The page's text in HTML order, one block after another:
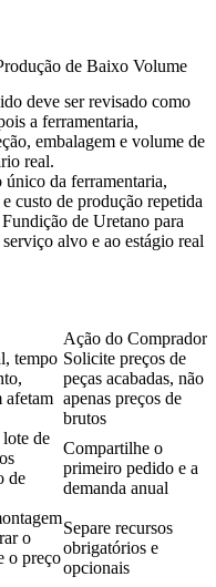
de Baixo Volume
deve ser revisado como
a ferramentaria,
embalagem e volume de
real.
único da ferramentaria,
custo de produção repetida
Fundição de Uretano para
alvo e ao estágio real
Ação do Comprador
tempo
afetam
Solicite preços de
peças acabadas, não
apenas preços de
brutos
de
de
Compartilhe o
primeiro pedido e a
demanda anual
o
o preço
Separe recursos
obrigatórios e
opcionais